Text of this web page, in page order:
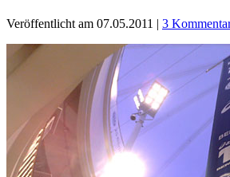
Veröffentlicht am 07.05.2011 | 3